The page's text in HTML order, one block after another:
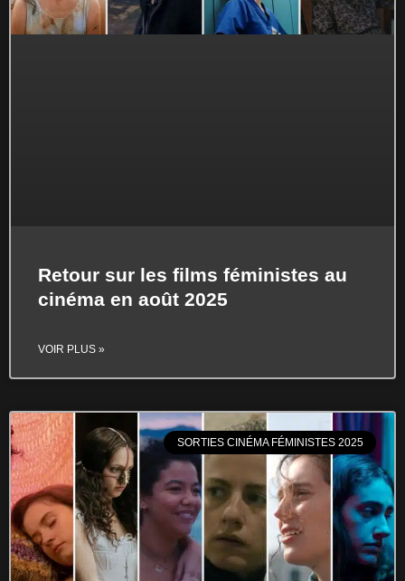
Retour sur les films féministes au
cinéma en août 2025
VOIR PLUS »
SORTIES CINÉMA FÉMINISTES 2025